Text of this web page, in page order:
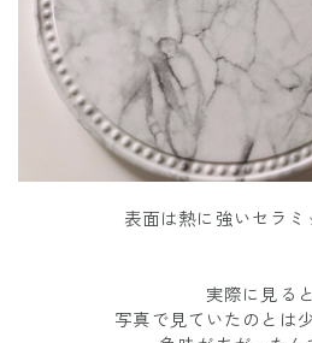
表面は熱に強いセラ
実際に見ると
写真で見ていたのとは